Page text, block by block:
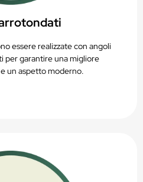
essere realizzate con angoli
per garantire una migliore
un aspetto moderno.